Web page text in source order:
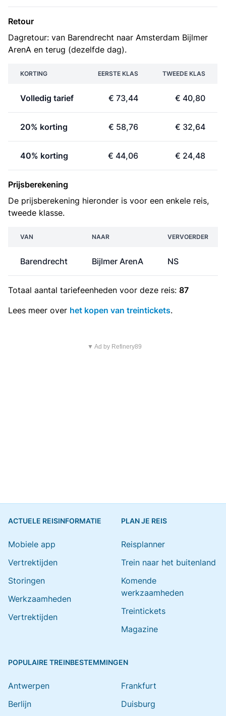
Retour
Dagretour: van Barendrecht naar Amsterdam Bijlmer
ArenA en terug (dezelfde dag).
KORTING EERSTE KLAS TWEEDE KLAS
Volledig tarief € 73,44 € 40,80
20% korting € 58,76 € 32,64
40% korting € 44,06 € 24,48
Prijsberekening
De prijsberekening hieronder is voor een enkele reis,
tweede klasse.
VAN NAAR VERVOERDER
Barendrecht Bijlmer ArenA NS
Totaal aantal tariefeenheden voor deze reis: 87
Lees meer over het kopen van treintickets.
▼ Ad by Refinery89
ACTUELE REISINFORMATIE
Mobiele app
Vertrektijden
Storingen
Werkzaamheden
Vertrektijden
PLAN JE REIS
Reisplanner
Trein naar het buitenland
Komende
werkzaamheden
Treintickets
Magazine
POPULAIRE TREINBESTEMMINGEN
Antwerpen
Berlijn
Frankfurt
Duisburg